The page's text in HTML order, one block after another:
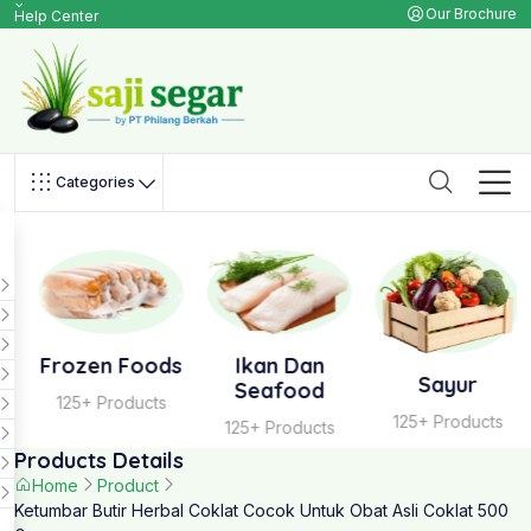
Help Center Our Brochure
Categories
Frozen Foods
125+ Products
Ikan Dan
Seafood
125+ Products
Sayur
125+ Products
Products Details
Home
Product
Ketumbar Butir Herbal Coklat Cocok Untuk Obat Asli Coklat 500